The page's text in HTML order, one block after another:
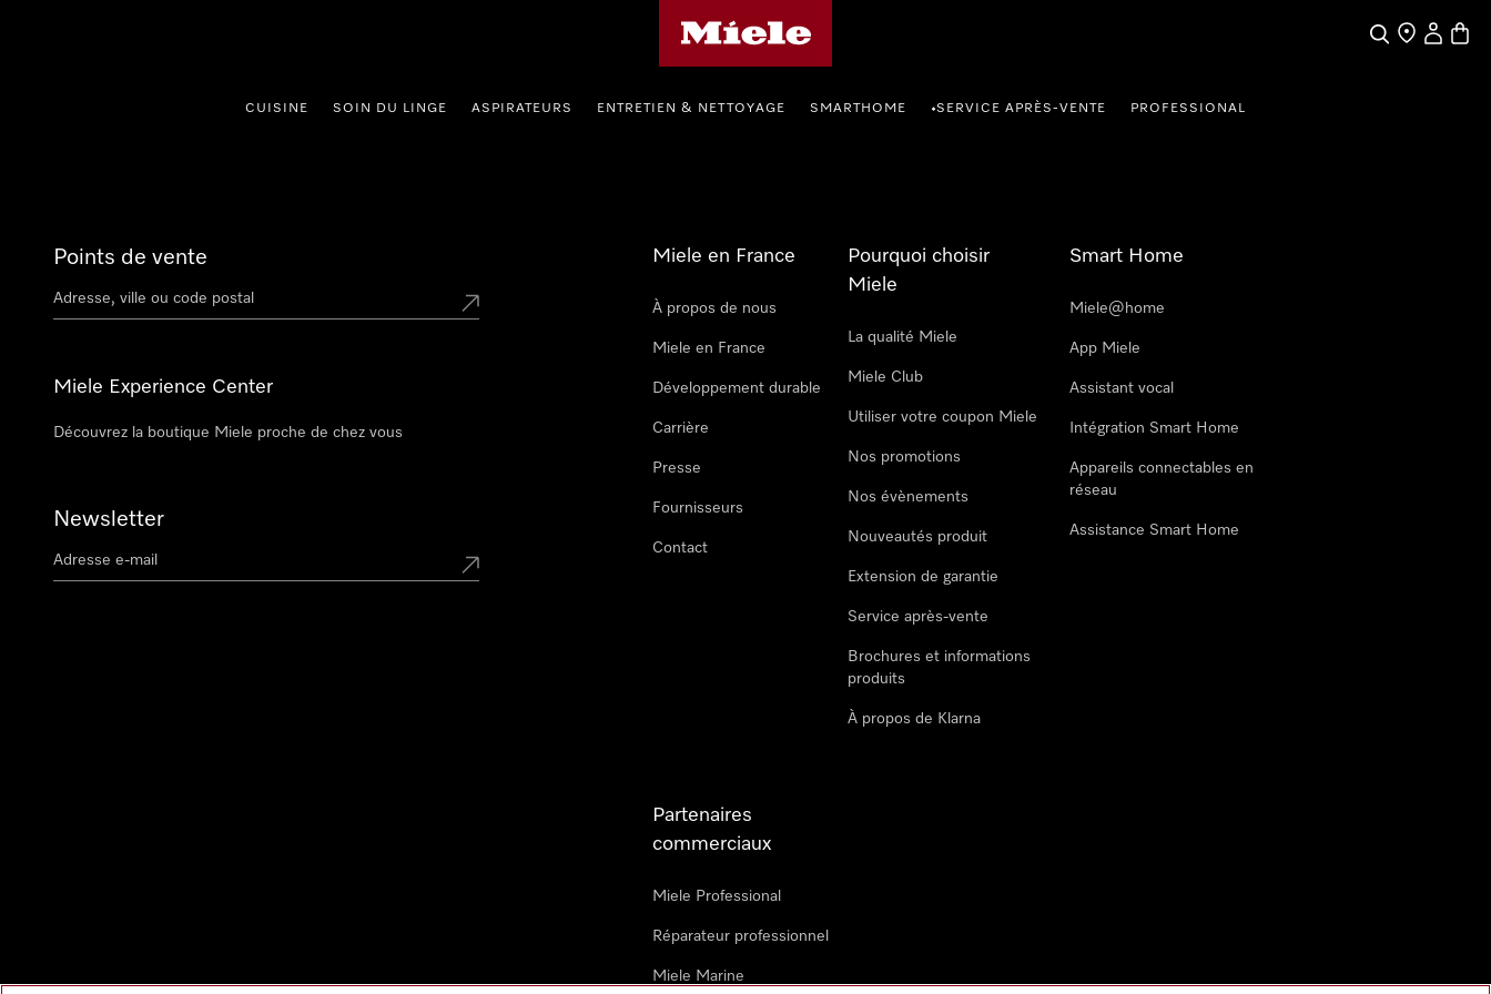
SearchFind a store
My
CUISINE SOIN DU LINGE ASPIRATEURS ENTRETIEN & NETTOYAGE SMARTHOME •SERVICE APRÈS-VENTE PROFESSIONAL
Points de vente
Miele Experience Center
Découvrez la boutique Miele proche de chez vous
Newsletter
Miele en France
À propos de nous
Miele en France
Développement durable
Carrière
Presse
Fournisseurs
Contact
Pourquoi choisir
Miele
La qualité Miele
Miele Club
Utiliser votre coupon Miele
Nos promotions
Nos évènements
Nouveautés produit
Extension de garantie
Service après-vente
Brochures et informations
produits
À propos de Klarna
Smart Home
Miele@home
App Miele
Assistant vocal
Intégration Smart Home
Appareils connectables en
réseau
Assistance Smart Home
Partenaires
commerciaux
Miele Professional
Réparateur professionnel
Miele Marine